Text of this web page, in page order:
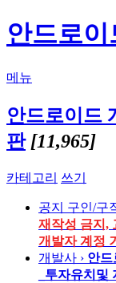
안드로이
메뉴
안드로이드
판 [11,965]
카테고리 쓰기
공지 구인/구
재작성 금지,
개발자 계정
개발사 › 안드
_투자유치